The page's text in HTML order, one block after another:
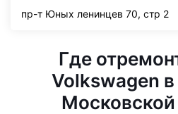
пр-т Юных ленинцев 70, стр 2
Где
Volkswagen
Московской